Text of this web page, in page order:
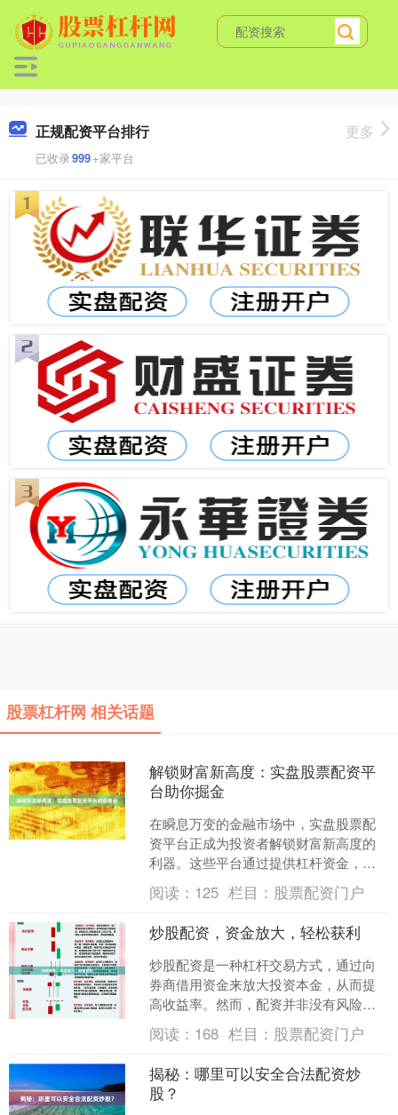
正规配资平台排行
已收录999+家平台
更多
股票杠杆网 相关话题
解锁财富新高度：实盘股票配资平
台助你掘金
在瞬息万变的金融市场中，实盘股票配
资平台正成为投资者解锁财富新高度的
利器。这些平台通过提供杠杆资金，让
投资者能够放大收益潜力，从而获得更
高的回报。 实盘股票配资....
阅读： 125 栏目： 股票配资门户
炒股配资，资金放大，轻松获利
炒股配资是一种杠杆交易方式，通过向
券商借用资金来放大投资本金，从而提
高收益率。然而，配资并非没有风险，
投资者需要谨慎操作。 配资的优势在于
资金放大，可以快速增加....
阅读： 168 栏目： 股票配资门户
揭秘：哪里可以安全合法配资炒
股？